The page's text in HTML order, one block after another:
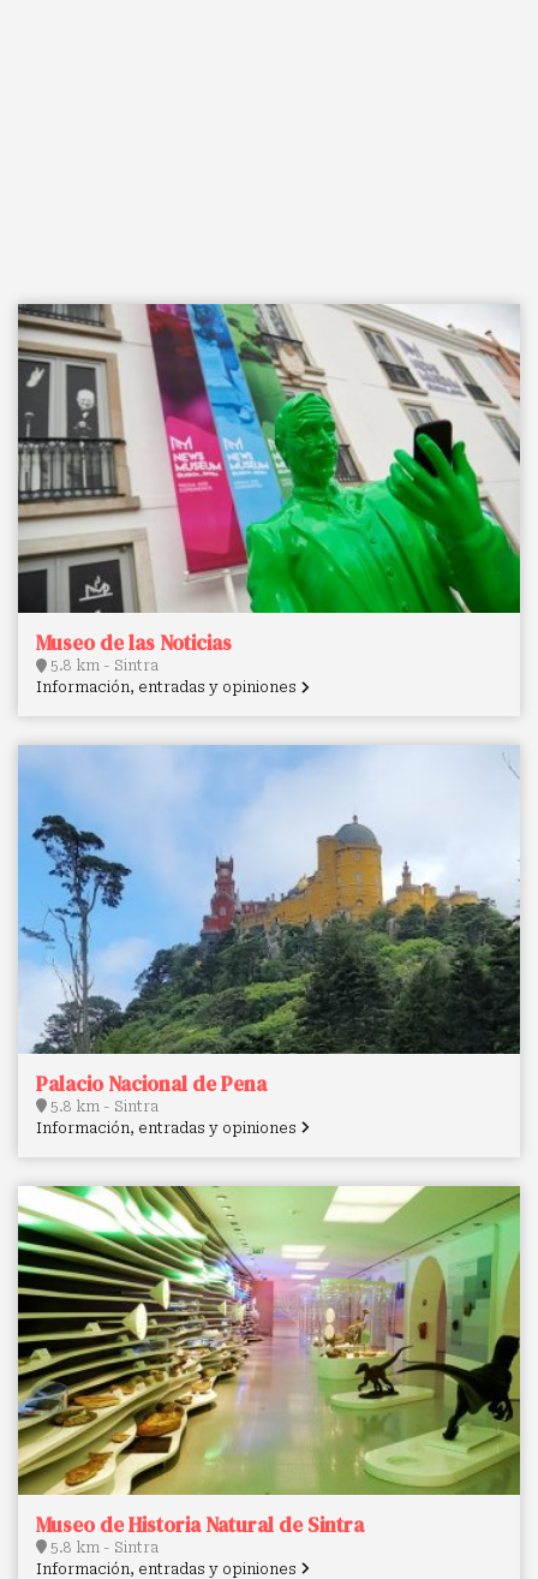
Museo de las Noticias
5.8 km - Sintra
Información, entradas y opiniones
Palacio Nacional de Pena
5.8 km - Sintra
Información, entradas y opiniones
Museo de Historia Natural de Sintra
5.8 km - Sintra
Información, entradas y opiniones